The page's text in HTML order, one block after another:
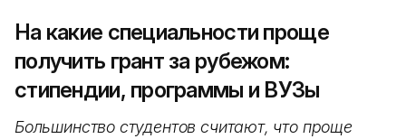
На какие специальности проще
получить грант за рубежом:
стипендии, программы и ВУЗы
Большинство студентов считают, что проще